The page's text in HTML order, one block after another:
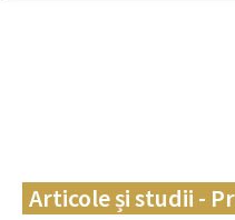
Articole și studii -